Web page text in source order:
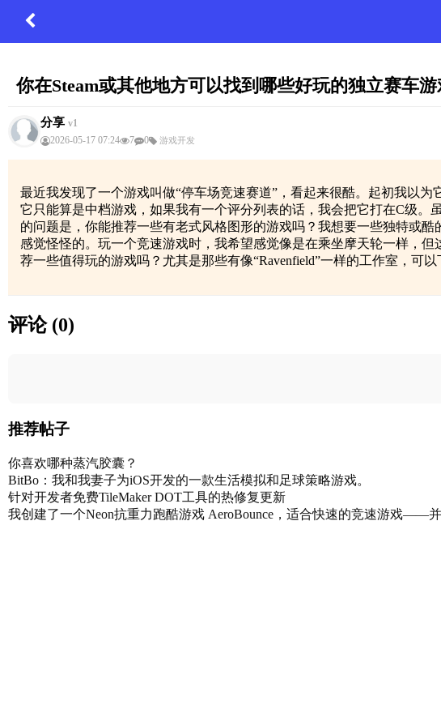
你在Steam或其他地方可以找到哪些好玩的独立赛车游
分享 v1
2026-05-17 07:24
7 0 游戏开发
最近我发现了一个游戏叫做“停车场竞速赛道”，看起来很酷。起初我以为
它只能算是中档游戏，如果我有一个评分列表的话，我会把它打在C级
的问题是，你能推荐一些有老式风格图形的游戏吗？我想要一些独特或
感觉怪怪的。玩一个竞速游戏时，我希望感觉像是在乘坐摩天轮一样，
荐一些值得玩的游戏吗？尤其是那些有像“Ravenfield”一样的工作室，可
评论 (0)
推荐帖子
你喜欢哪种蒸汽胶囊？
BitBo：我和我妻子为iOS开发的一款生活模拟和足球策略游戏。
针对开发者免费TileMaker DOT工具的热修复更新
我创建了一个Neon抗重力跑酷游戏 AeroBounce，适合快速的竞速游戏——